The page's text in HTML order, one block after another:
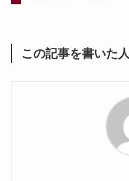
この記事を書いた人